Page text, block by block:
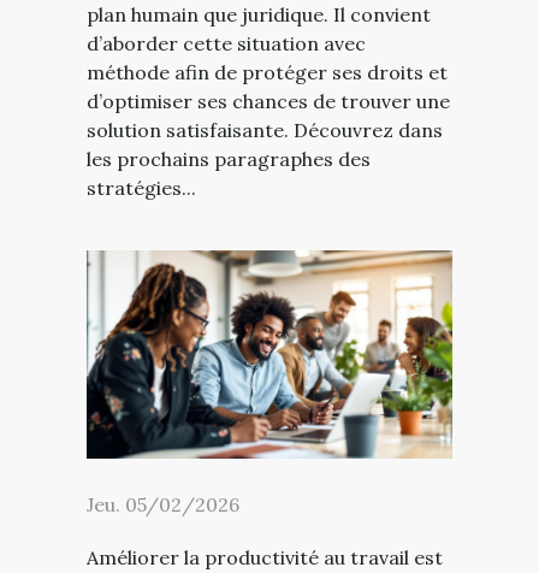
plan humain que juridique. Il convient
d’aborder cette situation avec
méthode afin de protéger ses droits et
d’optimiser ses chances de trouver une
solution satisfaisante. Découvrez dans
les prochains paragraphes des
stratégies...
Jeu. 05/02/2026
Améliorer la productivité au travail est